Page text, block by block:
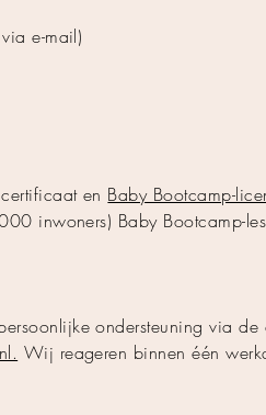
e-mail)
en Baby Bootcamp-
inwoners) Baby Bootcamp-
ondersteuning via de
Wij reageren binnen één